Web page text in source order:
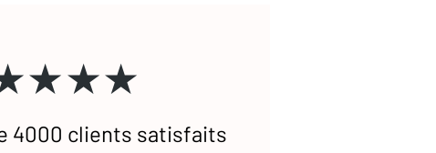
4000 clients satisfaits